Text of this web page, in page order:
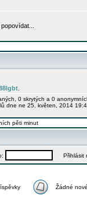
0 skrytých a 0
dne ne 25. květen, 2014
pěti minut
Přihlásit
Žádné